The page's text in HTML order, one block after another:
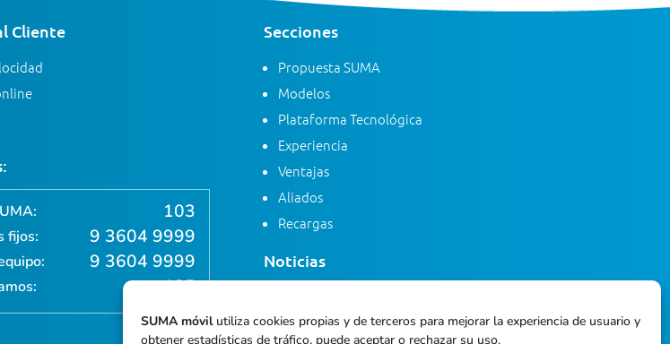
SUMA móvilutiliza cookies propias y de terceros para mejorar la experiencia de usuario y
obtener estadísticas de tráfico, puede aceptar o rechazar su uso.
Cliente
103
fijos: 9 3604 9999
9 3604 9999
105
Secciones
Propuesta SUMA
Modelos
Plataforma Tecnológica
Experiencia
Ventajas
Aliados
Recargas
Noticias
Blog